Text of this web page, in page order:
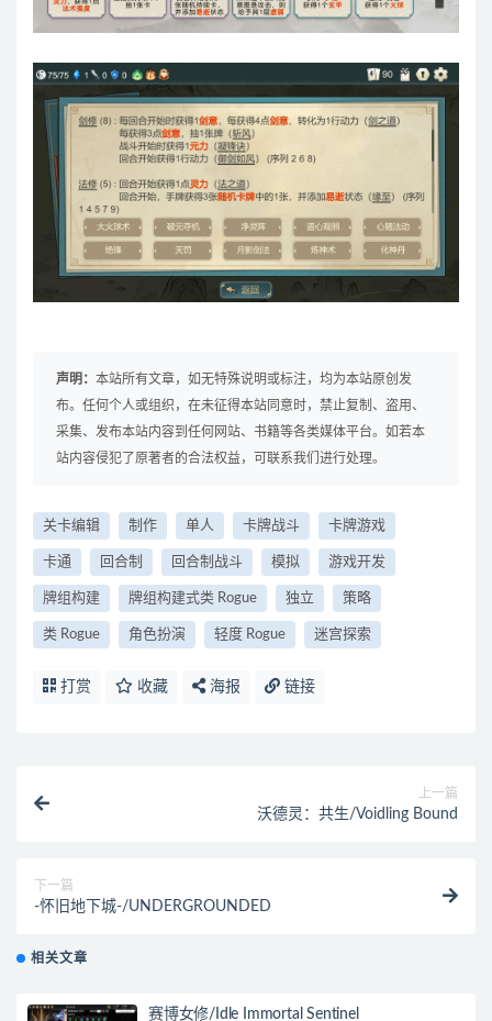
声明： 本站所有文章，如无特殊说明或标注，均为本站原创发
布。任何个人或组织，在未征得本站同意时，禁止复制、盗用、
采集、发布本站内容到任何网站、书籍等各类媒体平台。如若本
站内容侵犯了原著者的合法权益，可联系我们进行处理。
关卡编辑 制作 单人 卡牌战斗 卡牌游戏
卡通 回合制 回合制战斗 模拟 游戏开发
牌组构建 牌组构建式类 Rogue 独立 策略
类 Rogue 角色扮演 轻度 Rogue 迷宫探索
打赏 收藏 海报 链接
上一篇
沃德灵：共生/Voidling Bound
下一篇
-怀旧地下城-/UNDERGROUNDED
相关文章
赛博女修/Idle Immortal Sentinel